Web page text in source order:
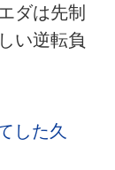
ダは先制
い逆転負
した久